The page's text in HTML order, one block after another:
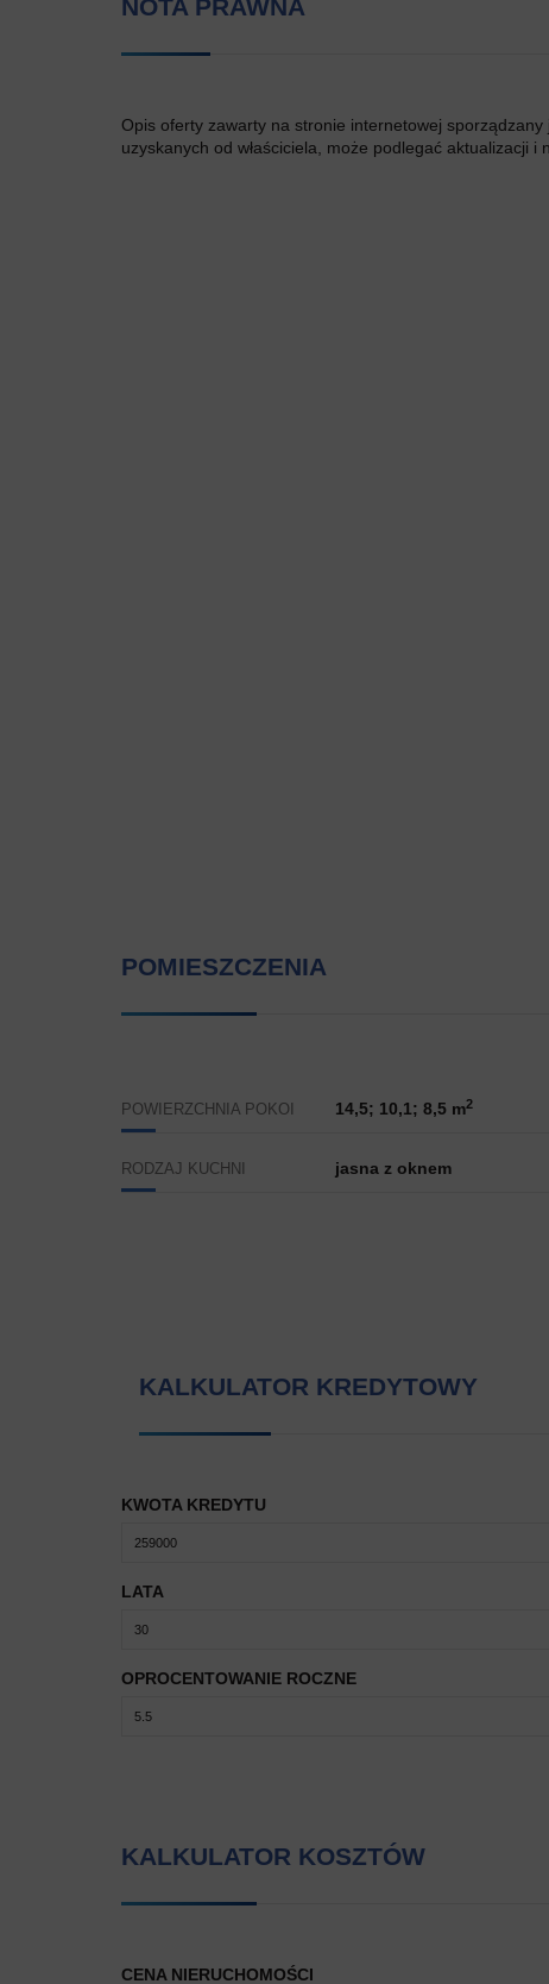
NOTA PRAWNA
Opis oferty zawarty na stronie internetowej
uzyskanych od właściciela, może podlegać aktualizacji
POMIESZCZENIA
POWIERZCHNIA POKOI 14,5; 10,1; 8,5 m2
RODZAJ KUCHNI jasna z oknem
KALKULATOR KREDYTOWY
KWOTA KREDYTU
LATA
OPROCENTOWANIE ROCZNE
KALKULATOR KOSZTÓW
CENA NIERUCHOMOŚCI